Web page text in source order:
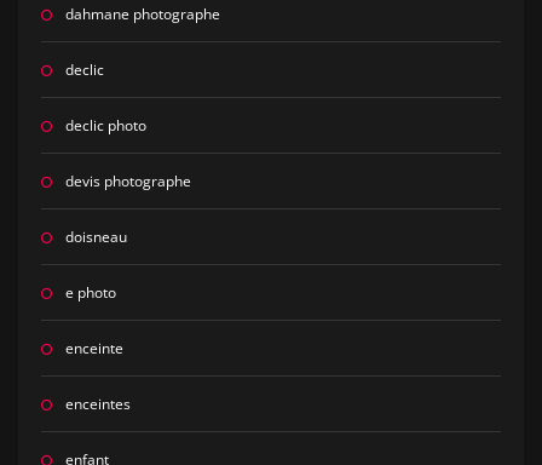
dahmane photographe
declic
declic photo
devis photographe
doisneau
e photo
enceinte
enceintes
enfant